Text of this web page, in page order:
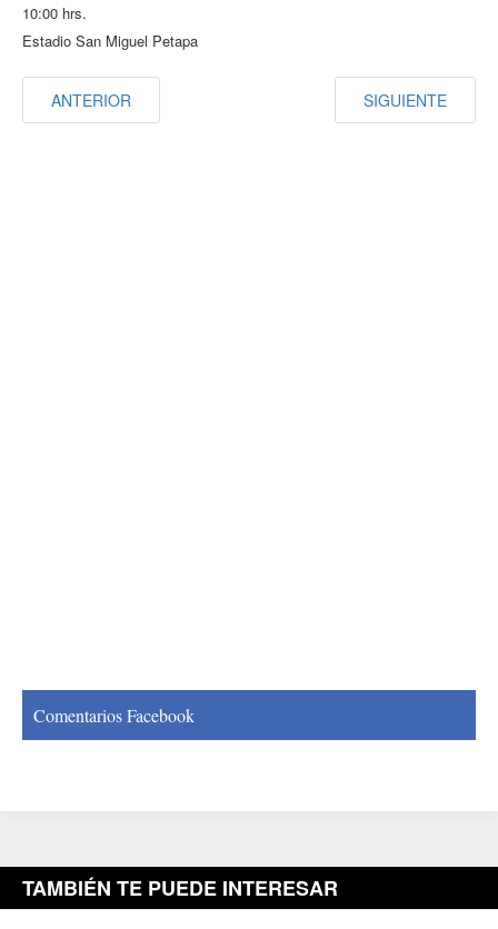
10:00 hrs.
Estadio San Miguel Petapa
ANTERIOR SIGUIENTE
Comentarios Facebook
TAMBIÉN TE PUEDE INTERESAR